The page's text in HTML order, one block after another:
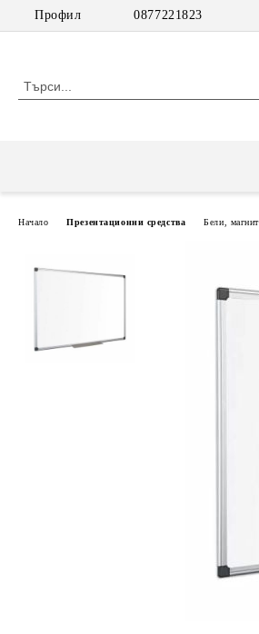
Профил 0877221823
Начало Презентационни средства Бели,